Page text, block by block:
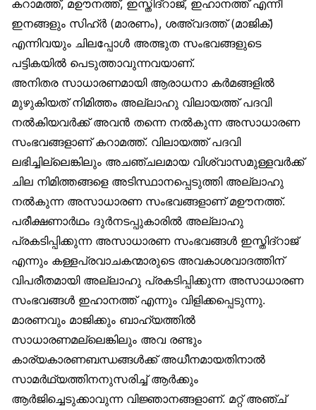
കറാമത്ത്, മഊനത്ത്, ഇസ്തിദ്‌റാജ്, ഇഹാനത്ത് എന്നീ
ഇനങ്ങളും സിഹ്ർ (മാരണം), ശഅ്‌വദത്ത് (മാജിക്)
എന്നിവയും ചിലപ്പോൾ അത്ഭുത സംഭവങ്ങളുടെ
പട്ടികയിൽ പെടുത്താവുന്നവയാണ്.
അനിതര സാധാരണമായി ആരാധനാ കർമങ്ങളിൽ
മുഴുകിയത് നിമിത്തം അല്ലാഹു വിലായത്ത് പദവി
നൽകിയവർക്ക് അവൻ തന്നെ നൽകുന്ന അസാധാരണ
സംഭവങ്ങളാണ് കറാമത്ത്. വിലായത്ത് പദവി
ലഭിച്ചില്ലെങ്കിലും അചഞ്ചലമായ വിശ്വാസമുള്ളവർക്ക്
ചില നിമിത്തങ്ങളെ അടിസ്ഥാനപ്പെടുത്തി അല്ലാഹു
നൽകുന്ന അസാധാരണ സംഭവങ്ങളാണ് മഊനത്ത്.
പരീക്ഷണാർഥം ദുർനടപ്പുകാരിൽ അല്ലാഹു
പ്രകടിപ്പിക്കുന്ന അസാധാരണ സംഭവങ്ങൾ ഇസ്തിദ്‌റാജ്
എന്നും കള്ളപ്രവാചകന്മാരുടെ അവകാശവാദത്തിന്
വിപരീതമായി അല്ലാഹു പ്രകടിപ്പിക്കുന്ന അസാധാരണ
സംഭവങ്ങൾ ഇഹാനത്ത് എന്നും വിളിക്കപ്പെടുന്നു.
മാരണവും മാജിക്കും ബാഹ്യത്തിൽ
സാധാരണമല്ലെങ്കിലും അവ രണ്ടും
കാര്യകാരണബന്ധങ്ങൾക്ക് അധീനമായതിനാൽ
സാമർഥ്യത്തിനനുസരിച്ച് ആർക്കും
ആർജിച്ചെടുക്കാവുന്ന വിജ്ഞാനങ്ങളാണ്. മറ്റ് അഞ്ച്